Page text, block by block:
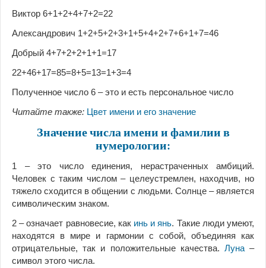
Виктор 6+1+2+4+7+2=22
Александрович 1+2+5+2+3+1+5+4+2+7+6+1+7=46
Добрый 4+7+2+2+1+1=17
22+46+17=85=8+5=13=1+3=4
Полученное число 6 – это и есть персональное число
Читайте также: Цвет имени и его значение
Значение числа имени и фамилии в
нумерологии:
1 – это число единения, нерастраченных амбиций.
Человек с таким числом – целеустремлен, находчив, но
тяжело сходится в общении с людьми. Солнце – является
символическим знаком.
2 – означает равновесие, как инь и янь. Такие люди умеют,
находятся в мире и гармонии с собой, объединяя как
отрицательные, так и положительные качества. Луна–
символ этого числа.